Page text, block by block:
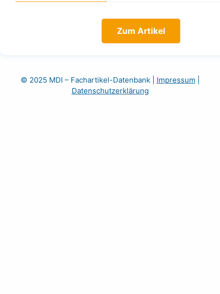
Zum Artikel
© 2025 MDI – Fachartikel-Datenbank| Impressum
Datenschutzerklärung